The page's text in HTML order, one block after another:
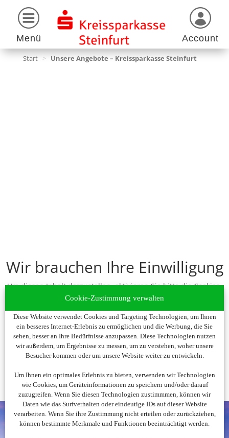
Cookie-Zustimmung verwalten
Diese Website verwendet Cookies und Targeting Technologien, um Ihnen
ein besseres Internet-Erlebnis zu ermöglichen und die Werbung, die Sie
sehen, besser an Ihre Bedürfnisse anzupassen. Diese Technologien nutzen
wir außerdem, um Ergebnisse zu messen, um zu verstehen, woher unsere
Besucher kommen oder um unsere Website weiter zu entwickeln.
Um Ihnen ein optimales Erlebnis zu bieten, verwenden wir Technologien
wie Cookies, um Geräteinformationen zu speichern und/oder darauf
zuzugreifen. Wenn Sie diesen Technologien zustimmmen, können wir
Daten wie das Surfverhalten oder eindeutige IDs auf dieser Website
verarbeiten. Wenn Sie ihre Zustimmung nicht erteilen oder zurückziehen,
können bestimmte Merkmale und Funktionen beeinträchtigt werden.
Menü Account
Start > Unsere Angebote – Kreissparkasse Steinfurt
Wir brauchen Ihre Einwilligung
Um diesen Inhalt darzustellen, aktivieren Sie bitte die Cookies.
Es werden ggf. personenbezogene Daten verarbeitet.
Cookies akzeptieren